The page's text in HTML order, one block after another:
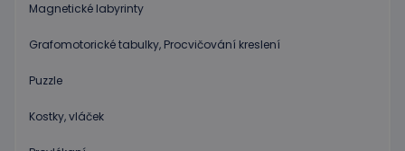
Magnetické labyrinty
Grafomotorické tabulky, Procvičování kreslení
Puzzle
Kostky, vláček